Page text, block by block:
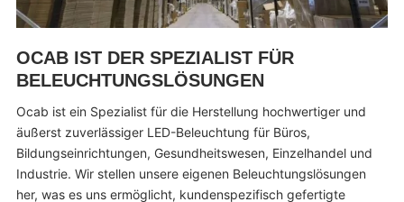
OCAB IST DER SPEZIALIST FÜR
BELEUCHTUNGSLÖSUNGEN
Ocab ist ein Spezialist für die Herstellung hochwertiger und
äußerst zuverlässiger LED-Beleuchtung für Büros,
Bildungseinrichtungen, Gesundheitswesen, Einzelhandel und
Industrie. Wir stellen unsere eigenen Beleuchtungslösungen
her, was es uns ermöglicht, kundenspezifisch gefertigte